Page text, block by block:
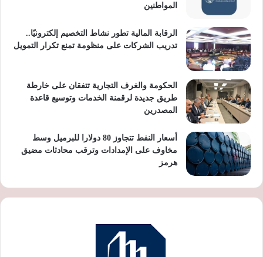
المواطنين
الرقابة المالية تطور نشاط التخصيم إلكترونيًا..
تدريب الشركات على منظومة تمنع تكرار التمويل
الحكومة والغرف التجارية تتفقان على خارطة
طريق جديدة لرقمنة الخدمات وتوسيع قاعدة
المصدرين
أسعار النفط تتجاوز 80 دولارا للبرميل وسط
مخاوف على الإمدادات وترقب محادثات مضيق
هرمز